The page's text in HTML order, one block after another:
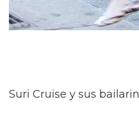
Suri Cruise y sus